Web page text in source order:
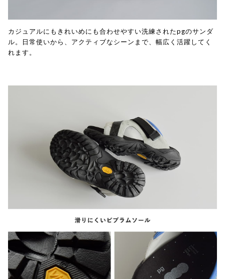
カジュアルにもきれいめにも合わせやすい洗練されたpgのサンダ
ル。日常使いから、アクティブなシーンまで、幅広く活躍してく
れます。